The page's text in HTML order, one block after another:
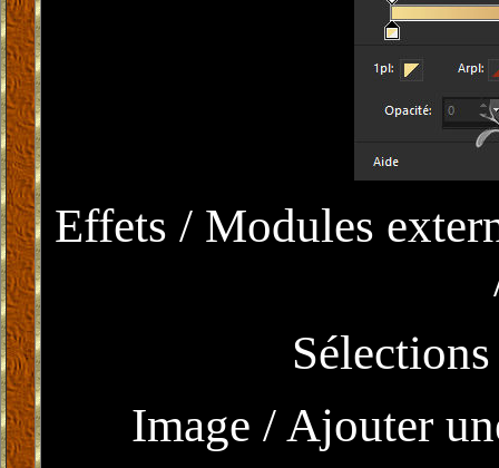
Effets / Modules
Image / Ajouter